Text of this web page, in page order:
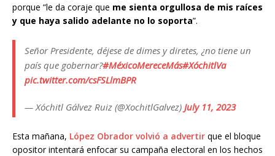
porque “le da coraje que me sienta orgullosa de mis raíces
y que haya salido adelante no lo soporta”.
Señor Presidente, déjese de dimes y diretes, ¿no tiene un
país que gobernar?#MéxicoMereceMás#XóchitlVa
pic.twitter.com/csFSLlmBPR
— Xóchitl Gálvez Ruiz (@XochitlGalvez) July 11, 2023
Esta mañana, López Obrador volvió a advertir que el bloque
opositor intentará enfocar su campaña electoral en los hechos